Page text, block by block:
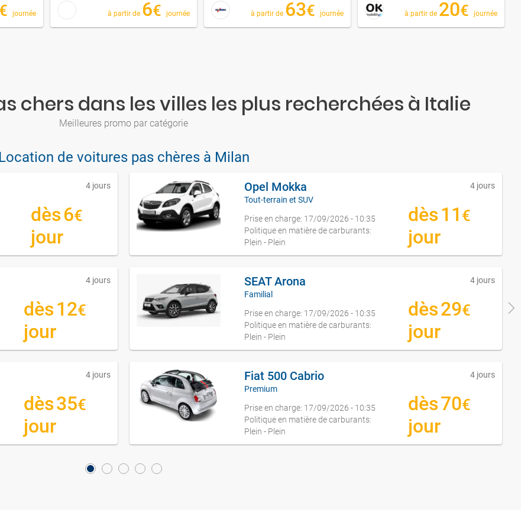
€ journée à partir de 6€ journée à partir de 63€ journée à partir de 20€ journée
chers dans les villes les plus recherchées à Italie
Meilleures promo par catégorie
Location de voitures pas chères à Milan
4 jours
dès6€
jour
Opel Mokka
Tout-terrain et SUV
Prise en charge: 17/09/2026 - 10:35
Politique en matière de carburants:
Plein - Plein
4 jours
dès11 €
jour
4 jours
dès12€
jour
SEAT Arona
Familial
Prise en charge: 17/09/2026 - 10:35
Politique en matière de carburants:
Plein - Plein
4 jours
dès29€
jour
4 jours
dès35€
jour
Fiat 500 Cabrio
Premium
Prise en charge: 17/09/2026 - 10:35
Politique en matière de carburants:
Plein - Plein
4 jours
dès70€
jour